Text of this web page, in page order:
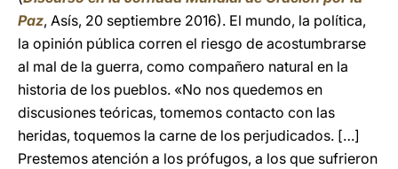
Paz, Asís, 20 septiembre 2016). El mundo, la política,
la opinión pública corren el riesgo de acostumbrarse
al mal de la guerra, como compañero natural en la
historia de los pueblos. «No nos quedemos en
discusiones teóricas, tomemos contacto con las
heridas, toquemos la carne de los perjudicados. […]
Prestemos atención a los prófugos, a los que sufrieron